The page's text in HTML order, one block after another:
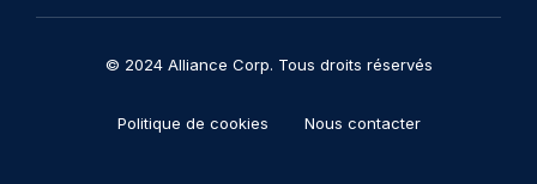
© 2024 Alliance Corp. Tous droits réservés
Politique de cookies Nous contacter